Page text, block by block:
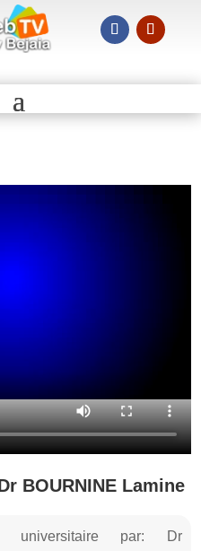
BOURNINE Lamine
universitaire par: Dr